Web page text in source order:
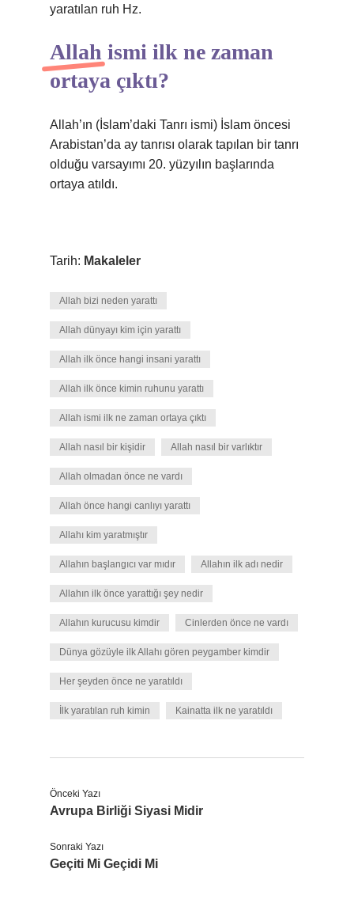
yaratılan ruh Hz.
Allah ismi ilk ne zaman
ortaya çıktı?
Allah’ın (İslam’daki Tanrı ismi) İslam öncesi
Arabistan’da ay tanrısı olarak tapılan bir tanrı
olduğu varsayımı 20. yüzyılın başlarında
ortaya atıldı.
Tarih: Makaleler
Allah bizi neden yarattı
Allah dünyayı kim için yarattı
Allah ilk önce hangi insani yarattı
Allah ilk önce kimin ruhunu yarattı
Allah ismi ilk ne zaman ortaya çıktı
Allah nasıl bir kişidir Allah nasıl bir varlıktır
Allah olmadan önce ne vardı
Allah önce hangi canlıyı yarattı
Allahı kim yaratmıştır
Allahın başlangıcı var mıdır Allahın ilk adı nedir
Allahın ilk önce yarattığı şey nedir
Allahın kurucusu kimdir Cinlerden önce ne vardı
Dünya gözüyle ilk Allahı gören peygamber kimdir
Her şeyden önce ne yaratıldı
İlk yaratılan ruh kimin Kainatta ilk ne yaratıldı
Önceki Yazı
Avrupa Birliği Siyasi Midir
Sonraki Yazı
Geçiti Mi Geçidi Mi